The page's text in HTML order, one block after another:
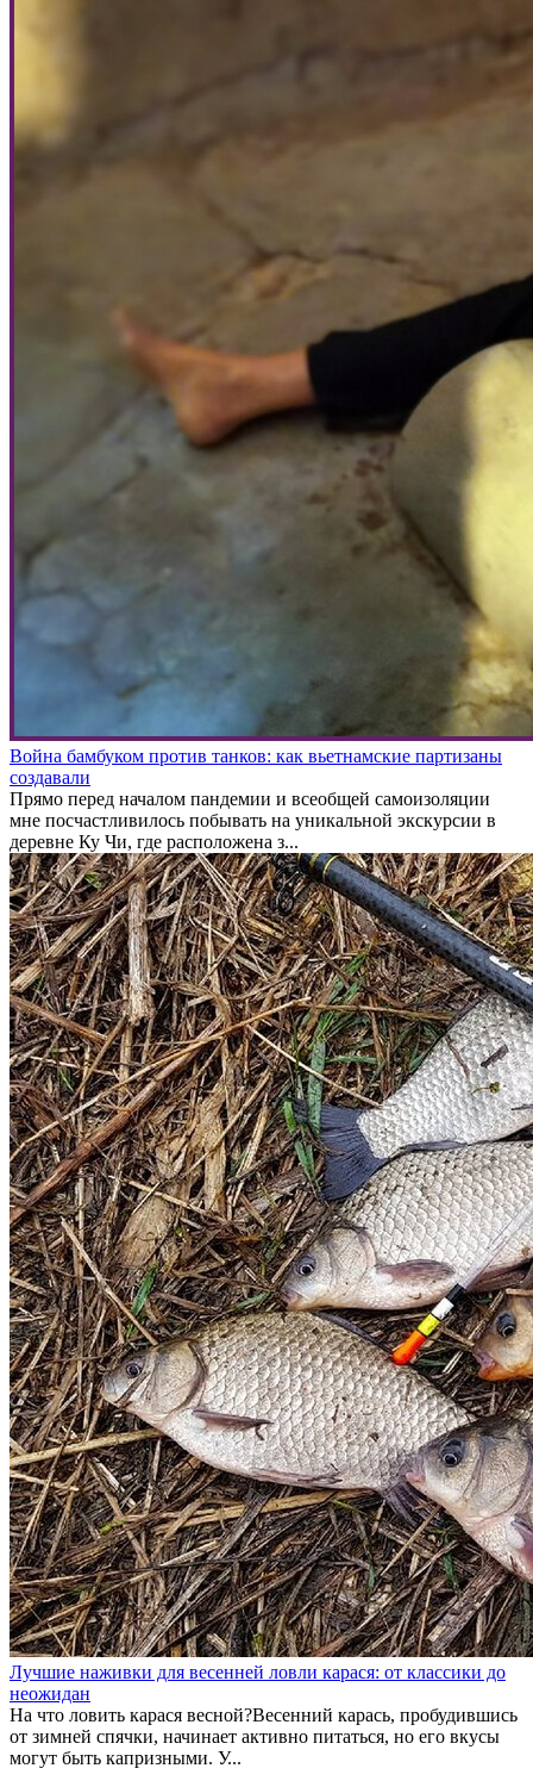
Война бамбуком против танков: как вьетнамские партизаны
создавали
Прямо перед началом пандемии и всеобщей самоизоляции
мне посчастливилось побывать на уникальной экскурсии в
деревне Ку Чи, где расположена з...
Лучшие наживки для весенней ловли карася: от классики до
неожидан
На что ловить карася весной?Весенний карась, пробудившись
от зимней спячки, начинает активно питаться, но его вкусы
могут быть капризными. У...